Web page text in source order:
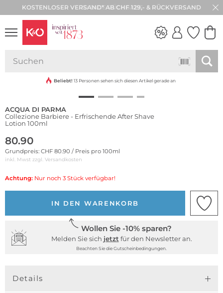
KOSTENLOSER VERSAND* AB CHF 129,- & RÜCKVERSAND
30 TAGE RÜCKGABE
VIBES
Beliebt! 13 Personen sehen sich diesen Artikel gerade an
ACQUA DI PARMA
Collezione Barbiere - Erfrischende After Shave
Lotion 100ml
80.90
Grundpreis: CHF 80.90 / Preis pro 100ml
inkl. Mwst zzgl. Versandkosten
Achtung: Nur noch 3 Stück verfügbar!
IN DEN WARENKORB
Wollen Sie -10% sparen?
Melden Sie sich jetzt für den Newsletter an.
Beachten Sie die Gutscheinbedingungen.
Details